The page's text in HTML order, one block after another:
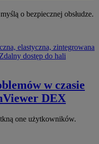
o bezpiecznej obsłudze.
elastyczna, zintegrowana
Zdalny dostęp do hali
w czasie
DEX
one użytkowników.